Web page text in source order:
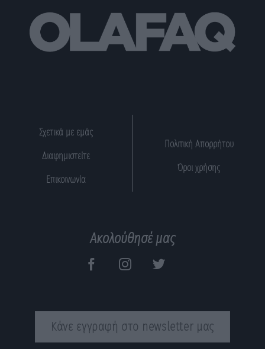
Σχετικά με εμάς
Διαφημιστείτε
Επικοινωνία
Πολιτική Απορρήτου
Όροι χρήσης
Ακολούθησέ μας
Κάνε εγγραφή στο newsletter μας